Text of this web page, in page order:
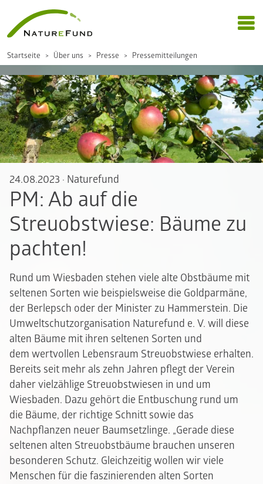
Startseite Über uns Presse Pressemitteilungen
24.08.2023 · Naturefund
PM: Ab auf die
Streuobstwiese: Bäume zu
pachten!
Rund um Wiesbaden stehen viele alte Obstbäume mit
seltenen Sorten wie beispielsweise die Goldparmäne,
der Berlepsch oder der Minister zu Hammerstein. Die
Umweltschutzorganisation Naturefund e. V. will diese
alten Bäume mit ihren seltenen Sorten und
dem wertvollen Lebensraum Streuobstwiese erhalten.
Bereits seit mehr als zehn Jahren pflegt der Verein
daher vielzählige Streuobstwiesen in und um
Wiesbaden. Dazu gehört die Entbuschung rund um
die Bäume, der richtige Schnitt sowie das
Nachpflanzen neuer Baumsetzlinge. „Gerade diese
seltenen alten Streuobstbäume brauchen unseren
besonderen Schutz. Gleichzeitig wollen wir viele
Menschen für die faszinierenden alten Sorten